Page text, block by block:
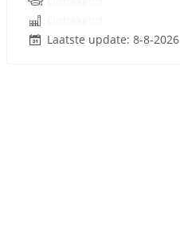
Laatste update: 8-8-2026